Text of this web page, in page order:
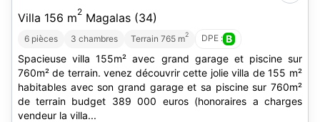
Villa 156 m2 Magalas (34)
6 pièces 3 chambres Terrain 765 m2 DPE : B
Spacieuse villa 155m² avec grand garage et piscine sur
760m² de terrain. venez découvrir cette jolie villa de 155 m²
habitables avec son grand garage et sa piscine sur 760m²
de terrain budget 389 000 euros (honoraires a charges
vendeur la villa...